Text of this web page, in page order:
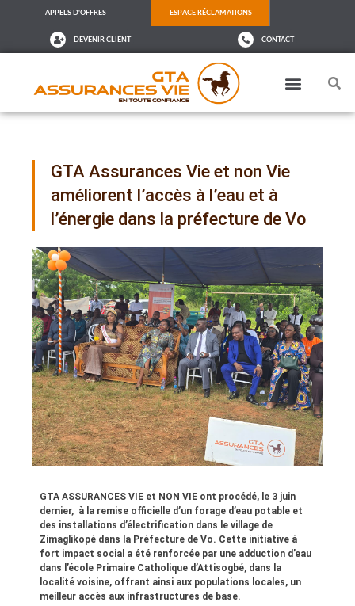
APPELS D'OFFRES ESPACE RÉCLAMATIONS
DEVENIR CLIENT CONTACT
GTA Assurances Vie et non Vie
améliorent l’accès à l’eau et à
l’énergie dans la préfecture de Vo
GTA ASSURANCES VIE et NON VIE ont procédé, le 3 juin
dernier, à la remise officielle d’un forage d’eau potable et
des installations d’électrification dans le village de
Zimaglikopé dans la Préfecture de Vo. Cette initiative à
fort impact social a été renforcée par une adduction d’eau
dans l’école Primaire Catholique d’Attisogbé, dans la
localité voisine, offrant ainsi aux populations locales, un
meilleur accès aux infrastructures de base.